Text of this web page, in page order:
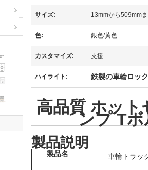
サイズ: 13mmから509mm
色: 銀色/黄色
カスタマイズ: 支援
ハイライト: 鉄製の車輪ロッ
高品質 ホット
ンプ T
製品説明
製品名 車輪トラッ